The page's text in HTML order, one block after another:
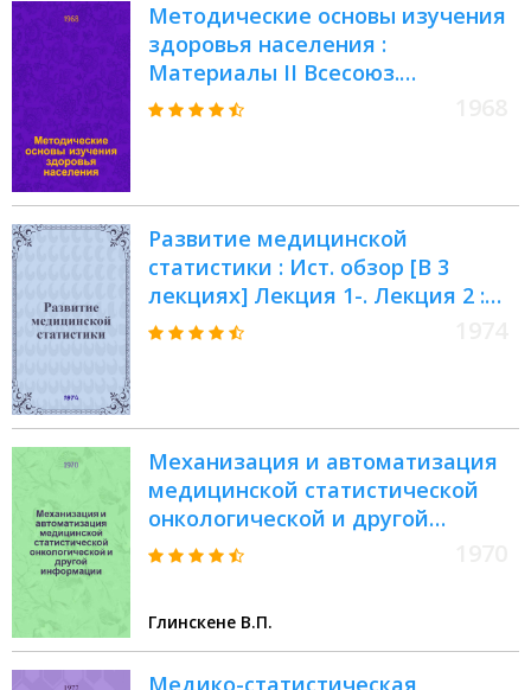
Методические основы изучения
здоровья населения :
Материалы II Всесоюз.
симпозиума. (Дек. 1968 г.)
Развитие медицинской
статистики : Ист. обзор [В 3
лекциях] Лекция 1-. Лекция 2 :
Медицинская статистика в
Механизация и автоматизация
медицинской статистической
онкологической и другой
информации : Автореф. дис. на
Глинскене В.П.